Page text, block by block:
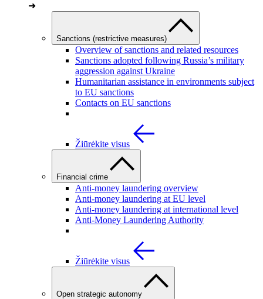
➜
Sanctions (restrictive measures)
Overview of sanctions and related resources
Sanctions adopted following Russia’s military
aggression against Ukraine
Humanitarian assistance in environments subject
to EU sanctions
Contacts on EU sanctions
Žiūrėkite visus
Financial crime
Anti-money laundering overview
Anti-money laundering at EU level
Anti-money laundering at international level
Anti-Money Laundering Authority
Žiūrėkite visus
Open strategic autonomy